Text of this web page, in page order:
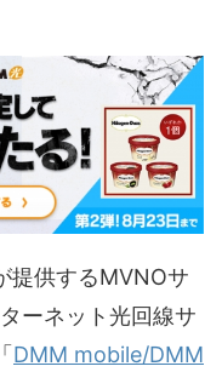
提供するMVNOサ
ーネット光回線サ
DMM mobile/DMM